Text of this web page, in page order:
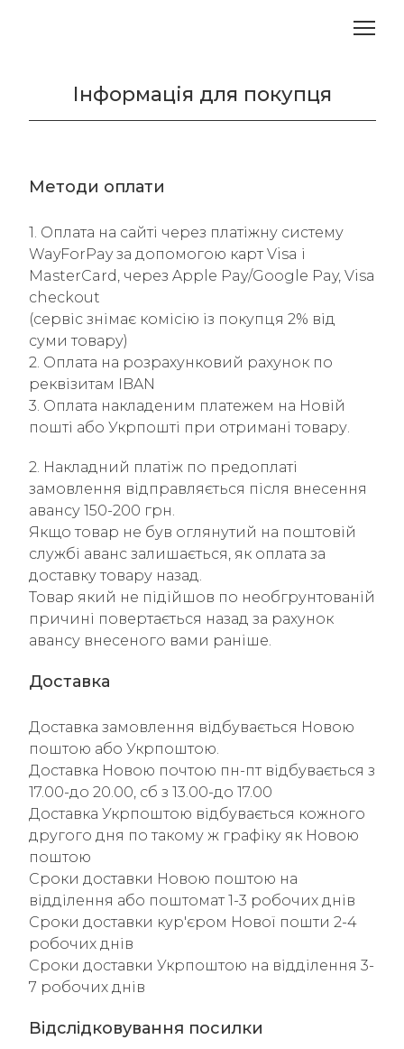
Інформація для покупця
Методи оплати
1. Оплата на сайті через платіжну систему
WayForPay за допомогою карт Visa і
MasterCard, через Apple Pay/Google Pay, Visa
checkout
(сервіс знімає комісію із покупця 2% від
суми товару)
2. Оплата на розрахунковий рахунок по
реквізитам IBAN
3. Оплата накладеним платежем на Новій
пошті або Укрпошті при отримані товару.
2. Накладний платіж по предоплаті
замовлення відправляється після внесення
авансу 150-200 грн.
Якщо товар не був оглянутий на поштовій
службі аванс залишається, як оплата за
доставку товару назад.
Товар який не підійшов по необгрунтованій
причині повертається назад за рахунок
авансу внесеного вами раніше.
Доставка
Доставка замовлення відбувається Новою
поштою або Укрпоштою.
Доставка Новою почтою пн-пт відбувається з
17.00-до 20.00, сб з 13.00-до 17.00
Доставка Укрпоштою відбувається кожного
другого дня по такому ж графіку як Новою
поштою
Сроки доставки Новою поштою на
відділення або поштомат 1-3 робочих днів
Сроки доставки кур'єром Нової пошти 2-4
робочих днів
Сроки доставки Укрпоштою на відділення 3-
7 робочих днів
Відслідковування посилки